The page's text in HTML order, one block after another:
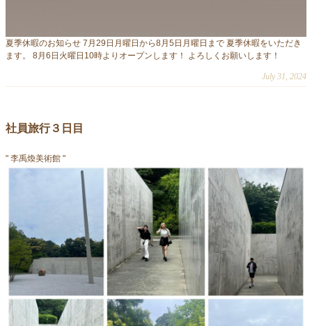
夏季休暇のお知らせ 7月29日月曜日から8月5日月曜日まで 夏季休暇をいただき
ます。 8月6日火曜日10時よりオープンします！ よろしくお願いします！
July 31, 2024
社員旅行３日目
" 李禹煥美術館 "